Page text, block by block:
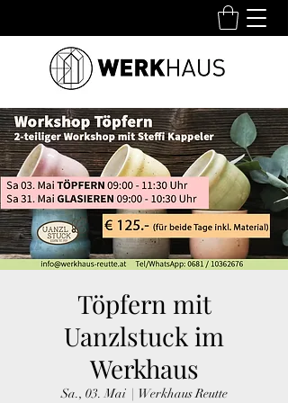
Töpfern mit
Uanzlstuck im
Werkhaus
Sa., 03. Mai
  |
Werkhaus Reutte